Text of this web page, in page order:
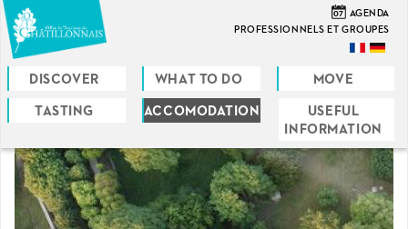
Skip
to
main
content
07 AGENDA
PROFESSIONNELS ET GROUPES
DISCOVER WHAT TO DO MOVE
TASTING ACCOMODATION
USEFUL
INFORMATION
are
here